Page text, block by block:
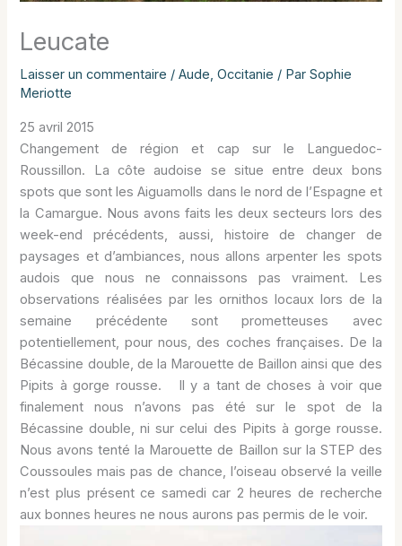
Leucate
Laisser un commentaire /Aude,Occitanie / ParSophie
Meriotte
25 avril 2015
Changement de région et cap sur le Languedoc-
Roussillon. La côte audoise se situe entre deux bons
spots que sont les Aiguamolls dans le nord de l’Espagne et
la Camargue. Nous avons faits les deux secteurs lors des
week-end précédents, aussi, histoire de changer de
paysages et d’ambiances, nous allons arpenter les spots
audois que nous ne connaissons pas vraiment. Les
observations réalisées par les ornithos locaux lors de la
semaine précédente sont prometteuses avec
potentiellement, pour nous, des coches françaises. De la
Bécassine double, de la Marouette de Baillon ainsi que des
Pipits à gorge rousse. Il y a tant de choses à voir que
finalement nous n’avons pas été sur le spot de la
Bécassine double, ni sur celui des Pipits à gorge rousse.
Nous avons tenté la Marouette de Baillon sur la STEP des
Coussoules mais pas de chance, l’oiseau observé la veille
n’est plus présent ce samedi car 2 heures de recherche
aux bonnes heures ne nous aurons pas permis de le voir.